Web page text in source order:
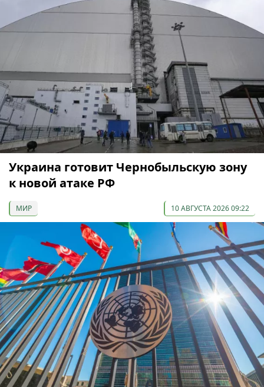
Украина готовит Чернобыльскую зону
к новой атаке РФ
МИР 10 АВГУСТА 2026 09:22